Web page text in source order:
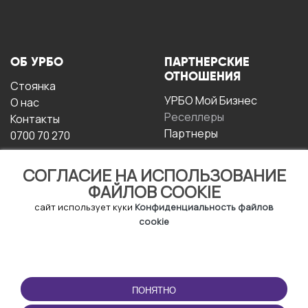
СОГЛАСИЕ НА ИСПОЛЬЗОВАНИЕ
ФАЙЛОВ COOKIE
сайт использует куки Конфиденциальность файлов
cookie
ПОНЯТНО
ОБ УРБО
Стоянка
О нас
Контакты
0700 70 270
ПАРТНЕРСКИЕ
ОТНОШЕНИЯ
УРБО Мой Бизнес
Реселлеры
Партнеры
ЭКСПЛУАТАЦИИ
Условия и положения
ПРИЛОЖЕНИЕ